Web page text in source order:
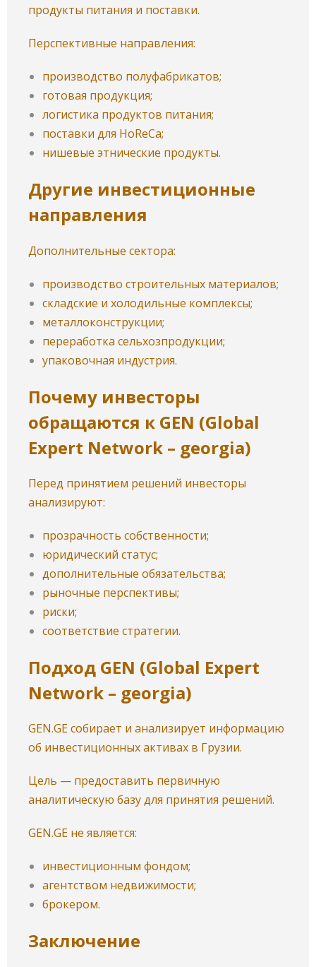
продукты питания и поставки.
Перспективные направления:
производство полуфабрикатов;
готовая продукция;
логистика продуктов питания;
поставки для HoReCa;
нишевые этнические продукты.
Другие инвестиционные
направления
Дополнительные сектора:
производство строительных материалов;
складские и холодильные комплексы;
металлоконструкции;
переработка сельхозпродукции;
упаковочная индустрия.
Почему инвесторы
обращаются к GEN (Global
Expert Network – georgia)
Перед принятием решений инвесторы
анализируют:
прозрачность собственности;
юридический статус;
дополнительные обязательства;
рыночные перспективы;
риски;
соответствие стратегии.
Подход GEN (Global Expert
Network – georgia)
GEN.GE собирает и анализирует информацию
об инвестиционных активах в Грузии.
Цель — предоставить первичную
аналитическую базу для принятия решений.
GEN.GE не является:
инвестиционным фондом;
агентством недвижимости;
брокером.
Заключение